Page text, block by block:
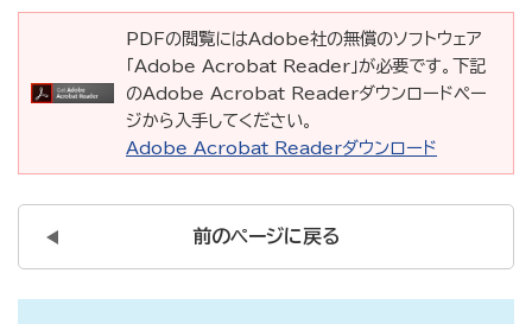
PDFの閲覧にはAdobe社の無償のソフトウェア
「Adobe Acrobat Reader」が必要です。下記
のAdobe Acrobat Readerダウンロードペー
ジから入手してください。
Adobe Acrobat Readerダウンロード
前のページに戻る